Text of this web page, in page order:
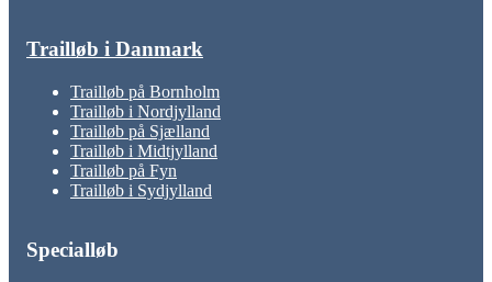
Trailløb i Danmark
Trailløb på Bornholm
Trailløb i Nordjylland
Trailløb på Sjælland
Trailløb i Midtjylland
Trailløb på Fyn
Trailløb i Sydjylland
Specialløb